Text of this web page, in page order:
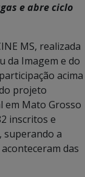
e abre ciclo
MS, realizada
da Imagem e do
acima
projeto
em Mato Grosso
inscritos e
superando a
das